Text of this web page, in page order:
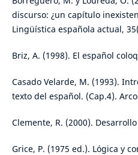
discurso: ¿un capítulo
Lingüística española actual,
Briz, A. (1998). El español
Casado Velarde, M. (1993).
texto del español. (Cap.4).
Clemente, R. (2000).
Grice, P. (1975 ed.). Lógica y